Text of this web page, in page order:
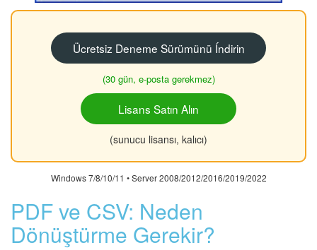
Ücretsiz Deneme Sürümünü Índirin
(30 gün, e-posta gerekmez)
Lisans Satın Alın
(sunucu lisansı, kalıcı)
Windows 7/8/10/11 • Server 2008/2012/2016/2019/2022
PDF ve CSV: Neden
Dönüştürme Gerekir?